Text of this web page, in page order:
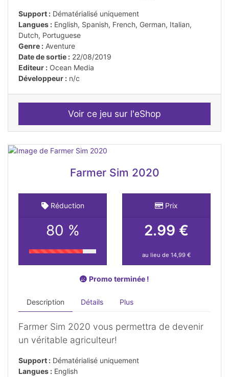
Support : Dématérialisé uniquement
Langues : English, Spanish, French, German, Italian,
Dutch, Portuguese
Genre : Aventure
Date de sortie : 22/08/2019
Editeur : Ocean Media
Développeur : n/c
Voir ce jeu sur l'eShop
Farmer Sim 2020
Réduction
80 %
Prix
2.99 €
au lieu de 14,99 €
Promo terminée !
Description Détails Plus
Farmer Sim 2020 vous permettra de devenir
un véritable agriculteur!
Support : Dématérialisé uniquement
Langues : English